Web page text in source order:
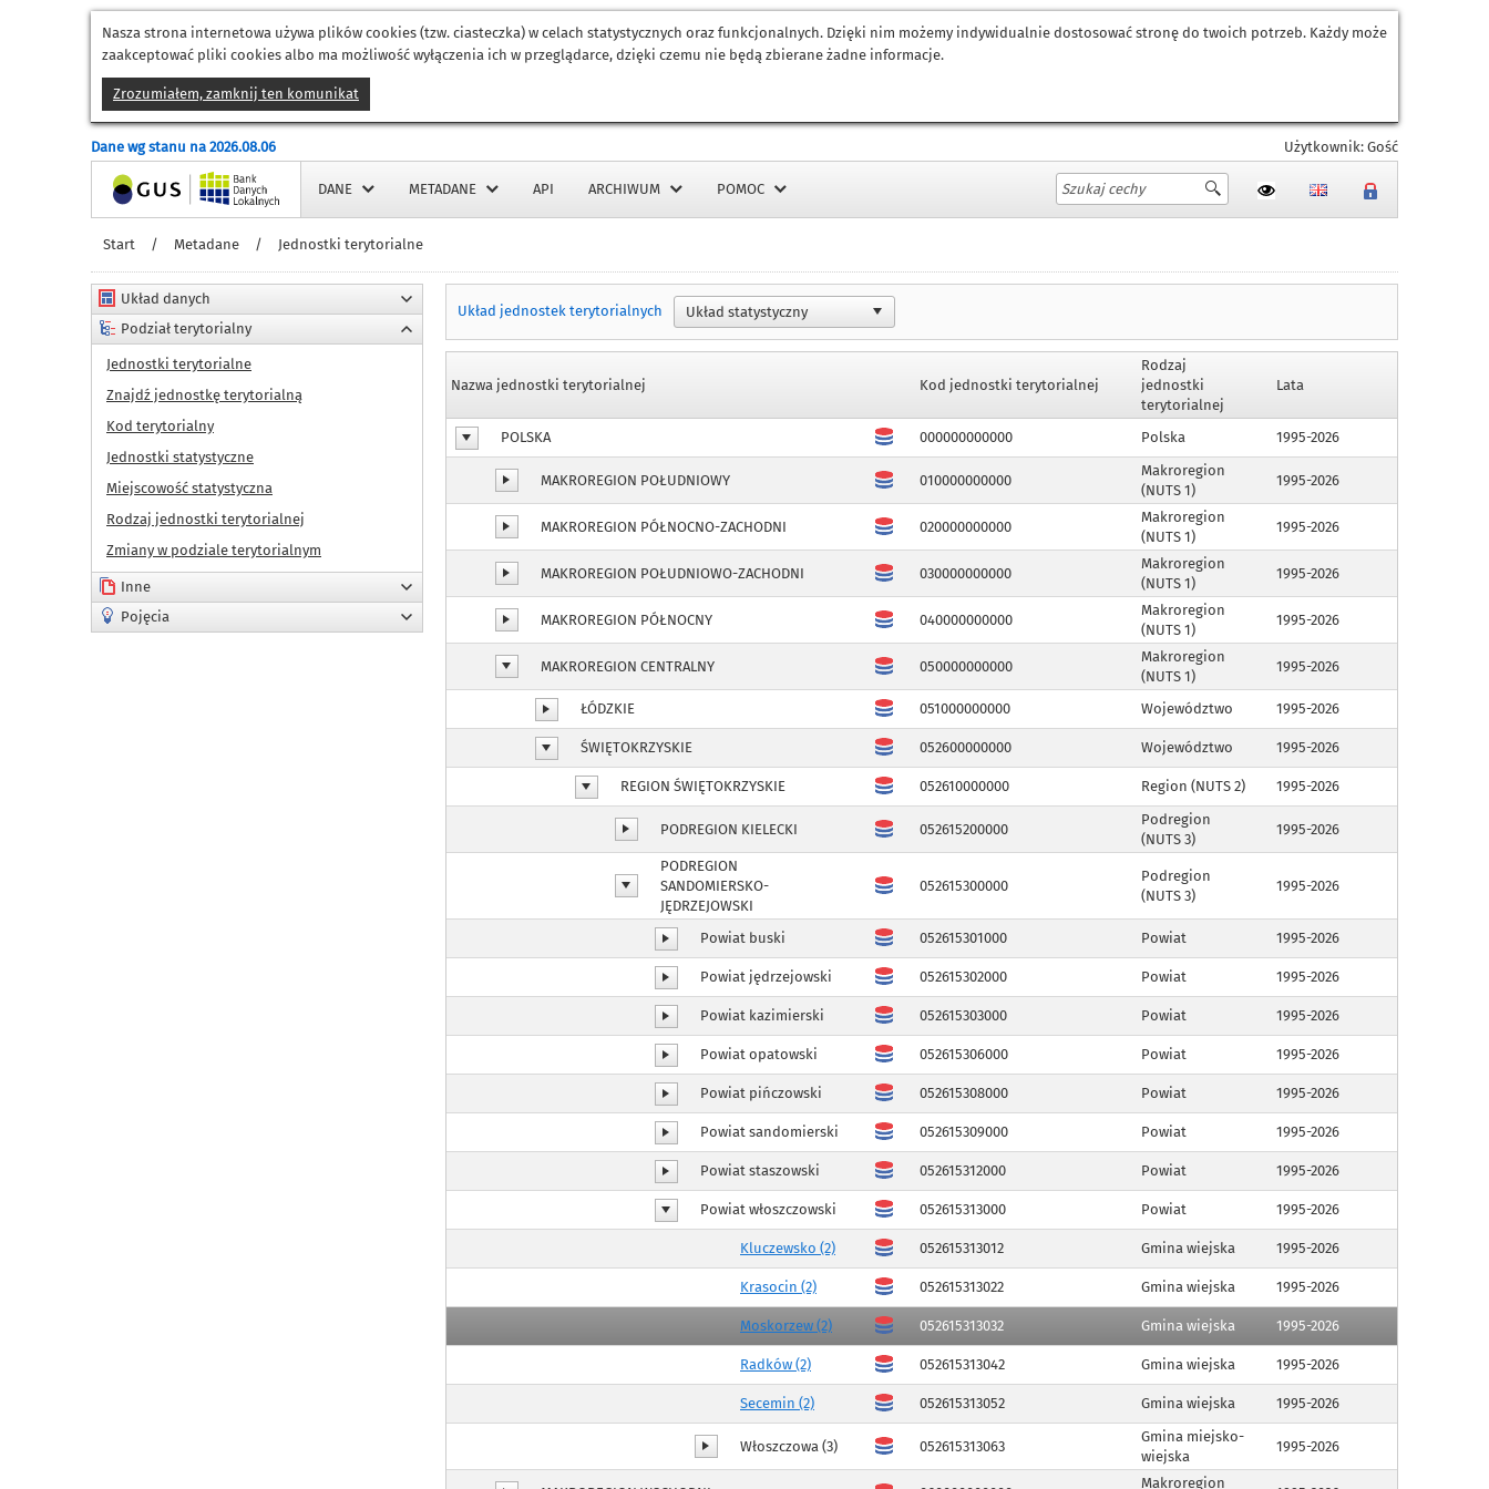
Nasza strona internetowa używa plików cookies (tzw. ciasteczka) w celach statystycznych oraz funkcjonalnych. Dzięki nim możemy indywidualnie dostosować stronę do twoich potrzeb. Każdy może
zaakceptować pliki cookies albo ma możliwość wyłączenia ich w przeglądarce, dzięki czemu nie będą zbierane żadne informacje.
Zrozumiałem, zamknij ten komunikat
Dane wg stanu na 2026.08.06 Użytkownik: Gość
Strona główna DANE METADANE API ARCHIWUM POMOC
Start / Metadane / Jednostki terytorialne
Układ danych
Podział terytorialny
Jednostki terytorialne
Znajdź jednostkę terytorialną
Kod terytorialny
Jednostki statystyczne
Miejscowość statystyczna
Rodzaj jednostki terytorialnej
Zmiany w podziale terytorialnym
Inne
Pojęcia
Układ jednostek terytorialnych
Nazwa jednostki terytorialnej Kod jednostki terytorialnej
Rodzaj
jednostki
terytorialnej
Lata
POLSKA 000000000000 Polska 1995-2026
MAKROREGION POŁUDNIOWY 010000000000
Makroregion
(NUTS 1)
1995-2026
MAKROREGION PÓŁNOCNO-ZACHODNI 020000000000
Makroregion
(NUTS 1)
1995-2026
MAKROREGION POŁUDNIOWO-ZACHODNI 030000000000
Makroregion
(NUTS 1)
1995-2026
MAKROREGION PÓŁNOCNY 040000000000
Makroregion
(NUTS 1)
1995-2026
MAKROREGION CENTRALNY 050000000000
Makroregion
(NUTS 1)
1995-2026
ŁÓDZKIE 051000000000 Województwo 1995-2026
ŚWIĘTOKRZYSKIE 052600000000 Województwo 1995-2026
REGION ŚWIĘTOKRZYSKIE 052610000000 Region (NUTS 2) 1995-2026
PODREGION KIELECKI 052615200000
Podregion
(NUTS 3)
1995-2026
PODREGION
SANDOMIERSKO-
JĘDRZEJOWSKI
052615300000
Podregion
(NUTS 3)
1995-2026
Powiat buski 052615301000 Powiat 1995-2026
Powiat jędrzejowski 052615302000 Powiat 1995-2026
Powiat kazimierski 052615303000 Powiat 1995-2026
Powiat opatowski 052615306000 Powiat 1995-2026
Powiat pińczowski 052615308000 Powiat 1995-2026
Powiat sandomierski 052615309000 Powiat 1995-2026
Powiat staszowski 052615312000 Powiat 1995-2026
Powiat włoszczowski 052615313000 Powiat 1995-2026
Kluczewsko (2) 052615313012 Gmina wiejska 1995-2026
Krasocin (2) 052615313022 Gmina wiejska 1995-2026
Moskorzew (2) 052615313032 Gmina wiejska 1995-2026
Radków (2) 052615313042 Gmina wiejska 1995-2026
Secemin (2) 052615313052 Gmina wiejska 1995-2026
Włoszczowa (3) 052615313063
Gmina miejsko-
wiejska
1995-2026
Makroregion